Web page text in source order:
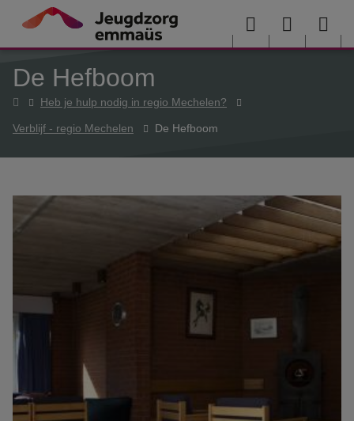
Overslaan en naar de inhoud gaan
Menu User
De Hefboom
HomeHeb je hulp nodig in regio Mechelen?
Verblijf - regio Mechelen De Hefboom